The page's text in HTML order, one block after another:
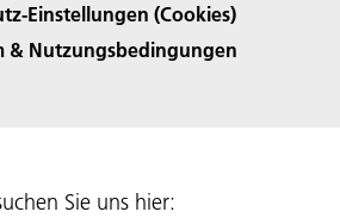
Einstellungen (Cookies)
& Nutzungsbedingungen
Sie uns hier: